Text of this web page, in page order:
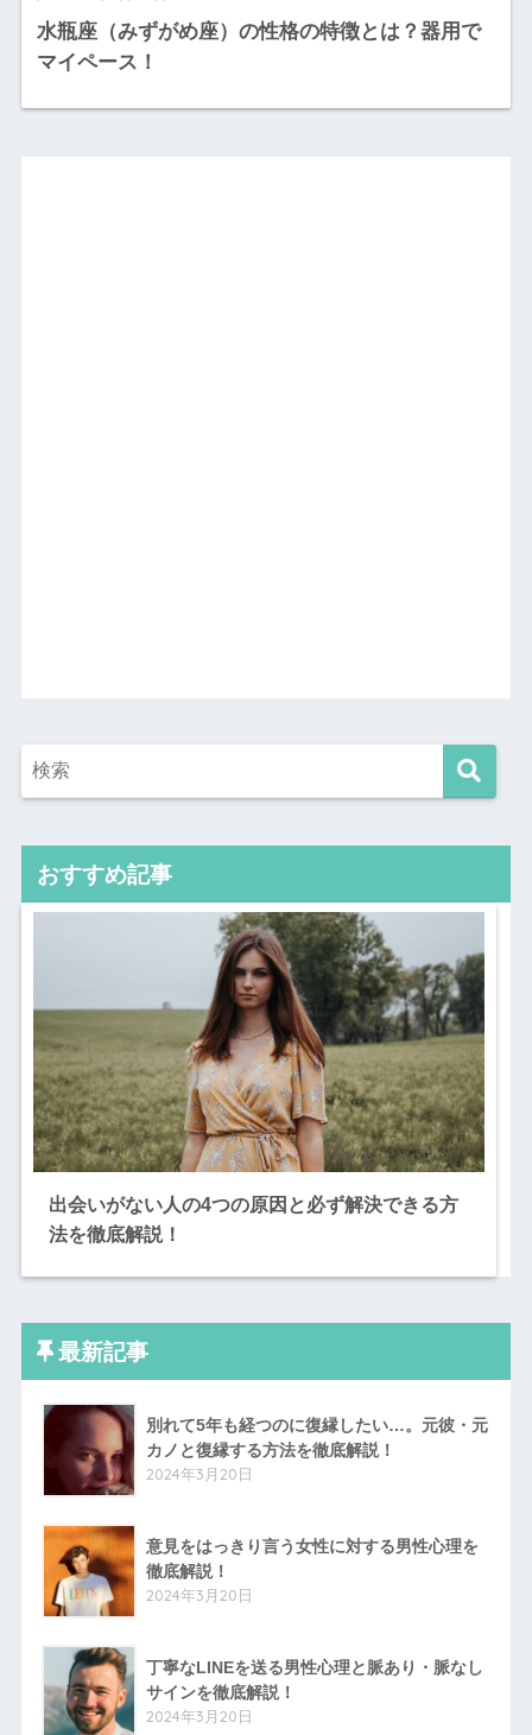
水瓶座（みずがめ座）の性格の特徴とは？器用で
マイペース！
おすすめ記事
出会いがない人の4つの原因と必ず解決できる方
法を徹底解説！
最新記事
別れて5年も経つのに復縁したい…。元彼・元
カノと復縁する方法を徹底解説！
2024年3月20日
意見をはっきり言う女性に対する男性心理を
徹底解説！
2024年3月20日
丁寧なLINEを送る男性心理と脈あり・脈なし
サインを徹底解説！
2024年3月20日